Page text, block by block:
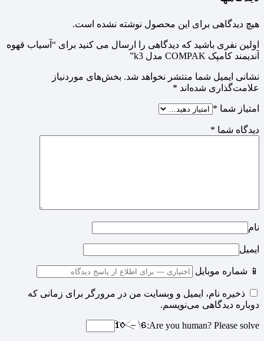
هیچ دیدگاهی برای این محصول نوشته نشده است.
اولین نفری باشید که دیدگاهی را ارسال می کنید برای “آسیاب قهوه
آندیمند کامپک COMPAK مدل k3”
نشانی ایمیل شما منتشر نخواهد شد. بخش‌های موردنیاز
علامت‌گذاری شده‌اند *
امتیاز شما *
دیدگاه شما *
نام
ایمیل
📱 شماره موبایل
ذخیره نام، ایمیل و وبسایت من در مرورگر برای زمانی که
دوباره دیدگاهی می‌نویسم.
Are you human? Please solve: